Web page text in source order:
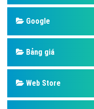
Google
Bảng giá
Web Store